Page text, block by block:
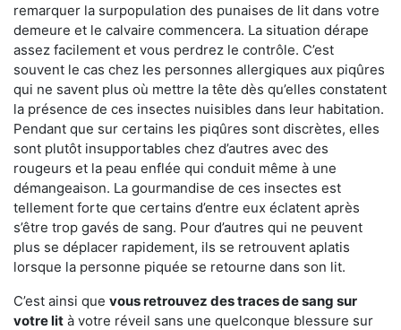
remarquer la surpopulation des punaises de lit dans votre
demeure et le calvaire commencera. La situation dérape
assez facilement et vous perdrez le contrôle. C’est
souvent le cas chez les personnes allergiques aux piqûres
qui ne savent plus où mettre la tête dès qu’elles constatent
la présence de ces insectes nuisibles dans leur habitation.
Pendant que sur certains les piqûres sont discrètes, elles
sont plutôt insupportables chez d’autres avec des
rougeurs et la peau enflée qui conduit même à une
démangeaison. La gourmandise de ces insectes est
tellement forte que certains d’entre eux éclatent après
s’être trop gavés de sang. Pour d’autres qui ne peuvent
plus se déplacer rapidement, ils se retrouvent aplatis
lorsque la personne piquée se retourne dans son lit.
C’est ainsi que vous retrouvez des traces de sang sur
votre lit à votre réveil sans une quelconque blessure sur